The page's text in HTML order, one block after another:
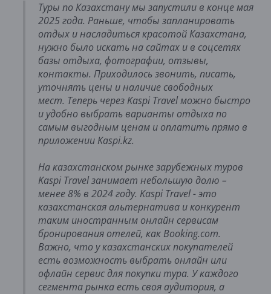
Туры по Казахстану мы запустили в конце мая
2025 года. Раньше, чтобы запланировать
отдых и насладиться красотой Казахстана,
нужно было искать на сайтах и в соцсетях
базы отдыха, фотографии, отзывы,
контакты. Приходилось звонить, писать,
уточнять цены и наличие свободных
мест. Теперь через Kaspi Travel можно быстро
и удобно выбрать варианты отдыха по
самым выгодным ценам и оплатить прямо в
приложении Kaspi.kz.
На казахстанском рынке зарубежных туров
Kaspi Travel занимает небольшую долю –
менее 8% в 2024 году. Kaspi Travel - это
казахстанская альтернатива и конкурент
таким иностранным онлайн сервисам
бронирования отелей, как Booking.com.
Важно, что у казахстанских покупателей
есть возможность выбрать онлайн или
офлайн сервис для покупки тура. У каждого
сегмента рынка есть своя аудитория, а